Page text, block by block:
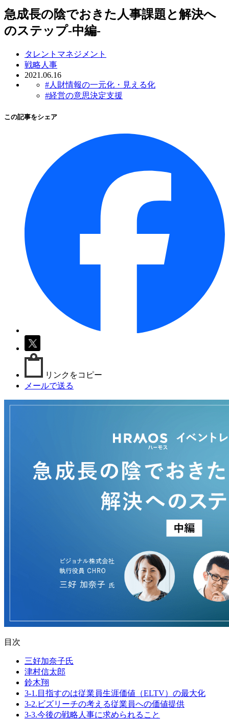
急成長の陰でおきた人事課題と解決へ
のステップ-中編-
タレントマネジメント
戦略人事
2021.06.16
#人財情報の一元化・見える化
#経営の意思決定支援
この記事をシェア
リンクをコピー
メールで送る
目次
三好加奈子氏
津村信太郎
鈴木翔
3-1.目指すのは従業員生涯価値（ELTV）の最大化
3-2.ビズリーチの考える従業員への価値提供
3-3.今後の戦略人事に求められること